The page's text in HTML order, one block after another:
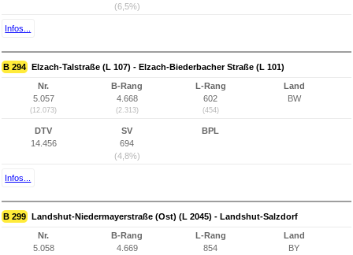
(6,5%)
Infos...
B 294 Elzach-Talstraße (L 107) - Elzach-Biederbacher Straße (L 101)
Nr.
5.057
(12.073)
B-Rang
4.668
(2.313)
L-Rang
602
(454)
Land
BW
DTV
14.456
SV
694
(4,8%)
BPL
Infos...
B 299 Landshut-Niedermayerstraße (Ost) (L 2045) - Landshut-Salzdorf
Nr.
5.058
B-Rang
4.669
L-Rang
854
Land
BY